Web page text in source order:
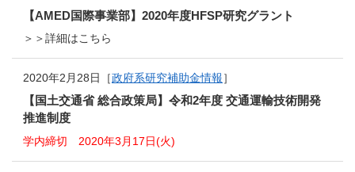
【AMED国際事業部】2020年度HFSP研究グラント
＞＞詳細はこちら
2020年2月28日［政府系研究補助金情報］
【国土交通省 総合政策局】令和2年度 交通運輸技術開発
推進制度
学内締切 2020年3月17日(火)